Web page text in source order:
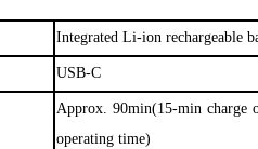
Integrated Li-ion rechargeable
USB-C
Approx. 90min(15-min charge
operating time)